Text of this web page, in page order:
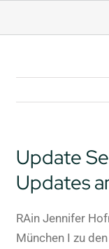
Update
Updates
RAin Jennifer
München I zu